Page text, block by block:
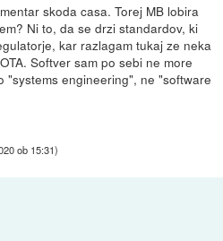
skoda casa. Torej MB lobira
Ni to, da se drzi standardov, ki
kar razlagam tukaj ze neka
Softver sam po sebi ne more
"systems engineering", ne "software
ob 15:31)